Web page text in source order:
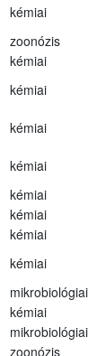
kémiai
zoonózis
kémiai
kémiai
kémiai
kémiai
kémiai
kémiai
kémiai
kémiai
mikrobiológiai
kémiai
mikrobiológiai
zoonózis